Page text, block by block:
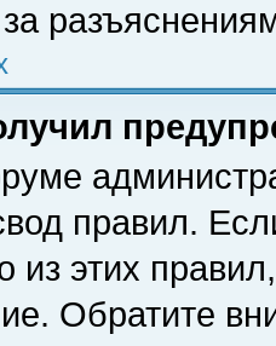
правил.
из этих
Обратите